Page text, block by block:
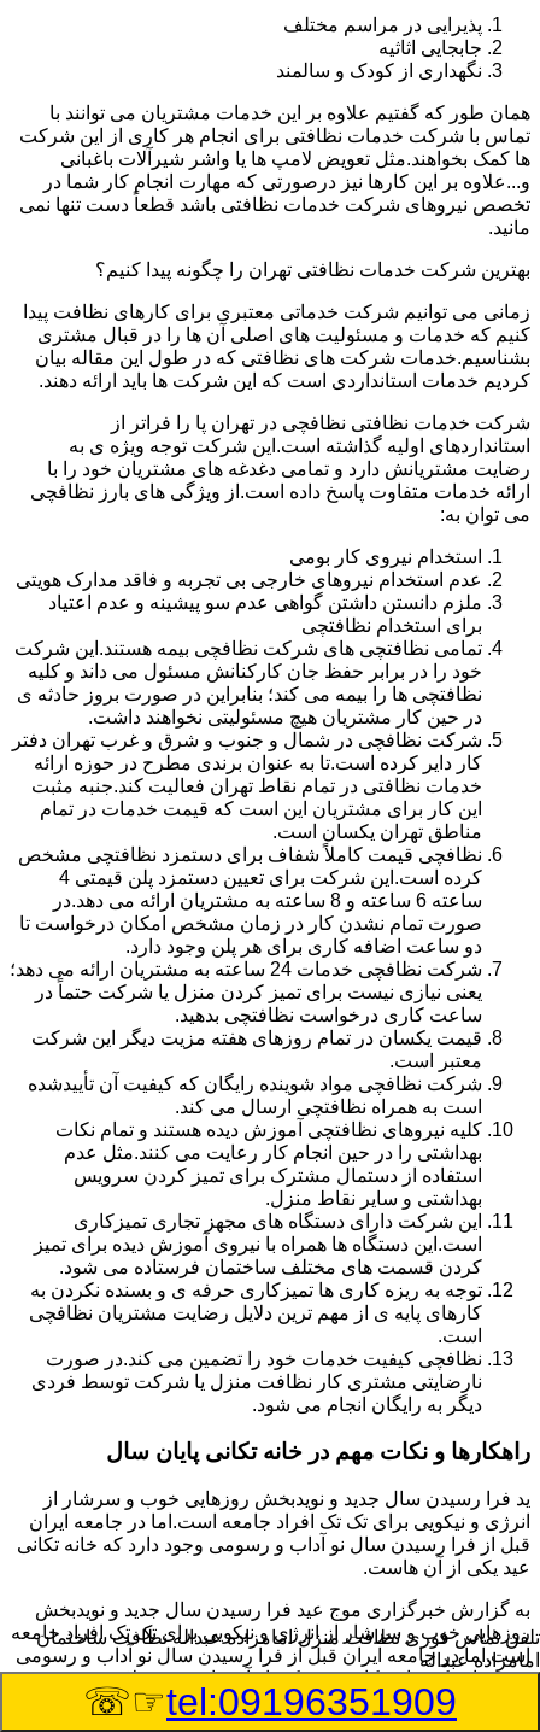
پذیرایی در مراسم مختلف
جابجایی اثاثیه
نگهداری از کودک و سالمند
همان طور که گفتیم علاوه بر این خدمات مشتریان می توانند با
تماس با شرکت خدمات نظافتی برای انجام هر کاری از این شرکت
ها کمک بخواهند.مثل تعویض لامپ ها یا واشر شیرآلات باغبانی
و...علاوه بر این کارها نیز درصورتی که مهارت انجام کار شما در
تخصص نیروهای شرکت خدمات نظافتی باشد قطعاً دست تنها نمی
مانید.
بهترین شرکت خدمات نظافتی تهران را چگونه پیدا کنیم؟
زمانی می توانیم شرکت خدماتی معتبری برای کارهای نظافت پیدا
کنیم که خدمات و مسئولیت های اصلی آن ها را در قبال مشتری
بشناسیم.خدمات شرکت های نظافتی که در طول این مقاله بیان
کردیم خدمات استانداردی است که این شرکت ها باید ارائه دهند.
شرکت خدمات نظافتی نظافچی در تهران پا را فراتر از
استانداردهای اولیه گذاشته است.این شرکت توجه ویژه ی به
رضایت مشتریانش دارد و تمامی دغدغه های مشتریان خود را با
ارائه خدمات متفاوت پاسخ داده است.از ویژگی های بارز نظافچی
می توان به:
استخدام نیروی کار بومی
عدم استخدام نیروهای خارجی بی تجربه و فاقد مدارک هویتی
ملزم دانستن داشتن گواهی عدم سو پیشینه و عدم اعتیاد
برای استخدام نظافتچی
تمامی نظافتچی های شرکت نظافچی بیمه هستند.این شرکت
خود را در برابر حفظ جان کارکنانش مسئول می داند و کلیه
نظافتچی ها را بیمه می کند؛ بنابراین در صورت بروز حادثه ی
در حین کار مشتریان هیچ مسئولیتی نخواهند داشت.
شرکت نظافچی در شمال و جنوب و شرق و غرب تهران دفتر
کار دایر کرده است.تا به عنوان برندی مطرح در حوزه ارائه
خدمات نظافتی در تمام نقاط تهران فعالیت کند.جنبه مثبت
این کار برای مشتریان این است که قیمت خدمات در تمام
مناطق تهران یکسان است.
نظافچی قیمت کاملاً شفاف برای دستمزد نظافتچی مشخص
کرده است.این شرکت برای تعیین دستمزد پلن قیمتی 4
ساعته 6 ساعته و 8 ساعته به مشتریان ارائه می دهد.در
صورت تمام نشدن کار در زمان مشخص امکان درخواست تا
دو ساعت اضافه کاری برای هر پلن وجود دارد.
شرکت نظافچی خدمات 24 ساعته به مشتریان ارائه می دهد؛
یعنی نیازی نیست برای تمیز کردن منزل یا شرکت حتماً در
ساعت کاری درخواست نظافتچی بدهید.
قیمت یکسان در تمام روزهای هفته مزیت دیگر این شرکت
معتبر است.
شرکت نظافچی مواد شوینده رایگان که کیفیت آن تأییدشده
است به همراه نظافتچی ارسال می کند.
کلیه نیروهای نظافتچی آموزش دیده هستند و تمام نکات
بهداشتی را در حین انجام کار رعایت می کنند.مثل عدم
استفاده از دستمال مشترک برای تمیز کردن سرویس
بهداشتی و سایر نقاط منزل.
این شرکت دارای دستگاه های مجهز تجاری تمیزکاری
است.این دستگاه ها همراه با نیروی آموزش دیده برای تمیز
کردن قسمت های مختلف ساختمان فرستاده می شود.
توجه به ریزه کاری ها تمیزکاری حرفه ی و بسنده نکردن به
کارهای پایه ی از مهم ترین دلایل رضایت مشتریان نظافچی
است.
نظافچی کیفیت خدمات خود را تضمین می کند.در صورت
نارضایتی مشتری کار نظافت منزل یا شرکت توسط فردی
دیگر به رایگان انجام می شود.
راهکارها و نکات مهم در خانه تکانی پایان سال
ید فرا رسیدن سال جدید و نویدبخش روزهایی خوب و سرشار از
انرژی و نیکویی برای تک تک افراد جامعه است.اما در جامعه ایران
قبل از فرا رسیدن سال نو آداب و رسومی وجود دارد که خانه تکانی
عید یکی از آن هاست.
به گزارش خبرگزاری موج عید فرا رسیدن سال جدید و نویدبخش
روزهایی خوب و سرشار از انرژی و نیکویی برای تک تک افراد جامعه
است.اما در جامعه ایران قبل از فرا رسیدن سال نو آداب و رسومی
وجود دارد که خانه تکانی عید یکی از آن هاست.بر خلاف تصور عموم
که خانه تکانی یک نظافت عمومی و کلی منزل به نظر می آید اگر
بخواهیم به طور اصولی آن را انجام دهیم باید به برخی از نکات توجه
تلفن تماس فوری نظافت منزل امامزاده عبداله نظافت ساختمان
امامزاده عبداله
tel:09196351909
☞☏